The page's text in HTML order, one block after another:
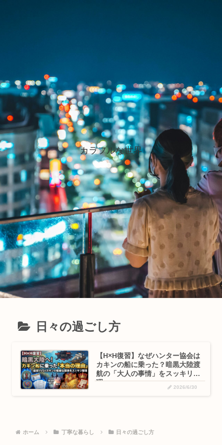
カラフルな世界
日々の過ごし方
【H×H復習】なぜハンター協会は
カキンの船に乗った？暗黒大陸渡
航の「大人の事情」をスッキリ整
理
2026/6/30
ホーム 丁寧な暮らし 日々の過ごし方